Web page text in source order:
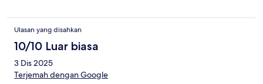
Ulasan yang disahkan
10/10 Luar biasa
3 Dis 2025
Terjemah dengan Google